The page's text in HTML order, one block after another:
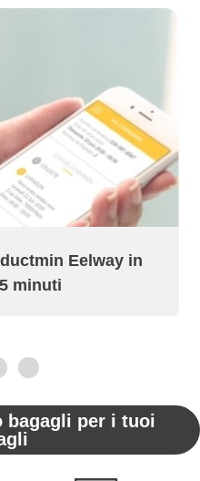
Eelway in
minuti
bagagli per i tuoi